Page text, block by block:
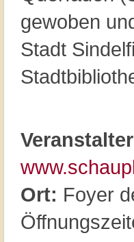
gewoben
Stadt
Ort: Foyer